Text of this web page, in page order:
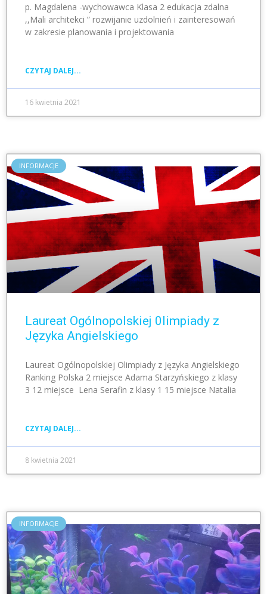
p. Magdalena -wychowawca Klasa 2 edukacja zdalna
,,Mali architekci ” rozwijanie uzdolnień i zainteresowań
w zakresie planowania i projektowania
CZYTAJ DALEJ...
16 kwietnia 2021
INFORMACJE
Laureat Ogólnopolskiej 0limpiady z
Języka Angielskiego
Laureat Ogólnopolskiej Olimpiady z Języka Angielskiego
Ranking Polska 2 miejsce Adama Starzyńskiego z klasy
3 12 miejsce Lena Serafin z klasy 1 15 miejsce Natalia
CZYTAJ DALEJ...
8 kwietnia 2021
INFORMACJE